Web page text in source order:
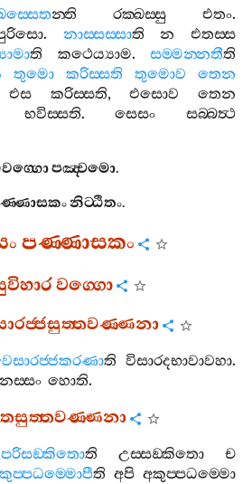
න‍්ති රක‍්ඛස‍්සු එතං.
. නාස‍්සස‍්සාති න
එතස‍්ස
ති කථෙය්‍යාම.සම‍්මන‍්නතීති
තුමො කරිස‍්සති තුමොව
තෙන
එස කරිස‍්සති,එසොව
තෙන
භවිස‍්සති.සෙසං
සබ‍්බත්‍ථ
පඤ‍්චමො.
නිට‍්ඨිතං.
පණ‍්ණාසකං
වග‍්ගො
ති විසාරදභාවාවහා.
හොති.
ති උස‍්සඞ‍්කිතො
ච
ති අපි අකුප‍්පධම‍්මො